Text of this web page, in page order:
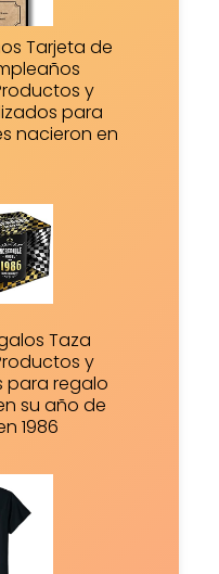
Tarjeta de
y
para
nacieron en
Taza
y
para regalo
su año de
1986